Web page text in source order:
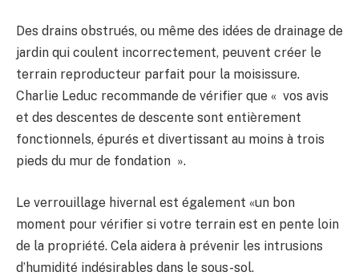
Des drains obstrués, ou même des idées de drainage de
jardin qui coulent incorrectement, peuvent créer le
terrain reproducteur parfait pour la moisissure.
Charlie Leduc recommande de vérifier que « vos avis
et des descentes de descente sont entièrement
fonctionnels, épurés et divertissant au moins à trois
pieds du mur de fondation ».
Le verrouillage hivernal est également «un bon
moment pour vérifier si votre terrain est en pente loin
de la propriété. Cela aidera à prévenir les intrusions
d’humidité indésirables dans le sous-sol.